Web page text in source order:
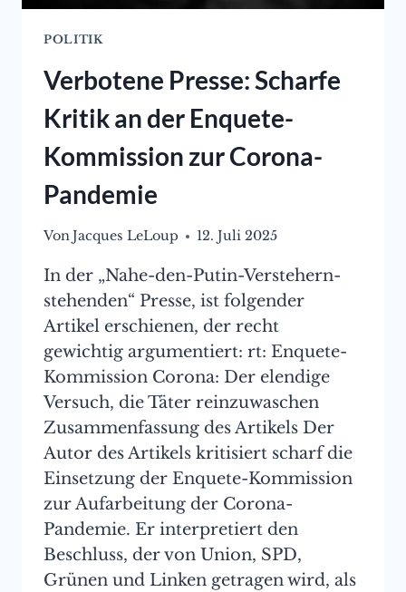
POLITIK
Verbotene Presse: Scharfe
Kritik an der Enquete-
Kommission zur Corona-
Pandemie
VonJacques LeLoup 12. Juli 2025
In der „Nahe-den-Putin-Verstehern-
stehenden“ Presse, ist folgender
Artikel erschienen, der recht
gewichtig argumentiert: rt: Enquete-
Kommission Corona: Der elendige
Versuch, die Täter reinzuwaschen
Zusammenfassung des Artikels Der
Autor des Artikels kritisiert scharf die
Einsetzung der Enquete-Kommission
zur Aufarbeitung der Corona-
Pandemie. Er interpretiert den
Beschluss, der von Union, SPD,
Grünen und Linken getragen wird, als